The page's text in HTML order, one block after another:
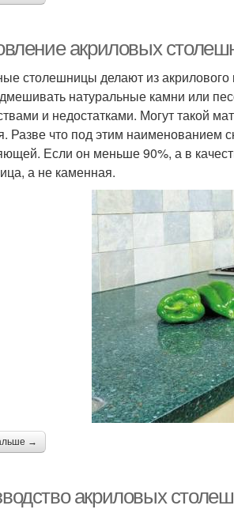
акриловых
столешницы делают из
натуральные камни или
и недостатками. Могут такой
Разве что под этим наименованием
Если он меньше 90%, а в
а не каменная.
→
акриловых